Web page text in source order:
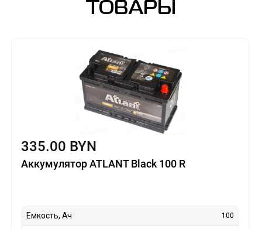
ТОВАРЫ
335.00 BYN
Аккумулятор ATLANT Black 100 R
Емкость, Ач 100